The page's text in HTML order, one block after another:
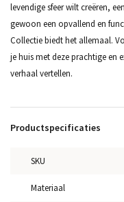
levendige sfeer wilt creëren,
gewoon een opvallend en
Collectie biedt het allemaal.
je huis met deze prachtige en
verhaal vertellen.
Productspecificaties
SKU
Materiaal